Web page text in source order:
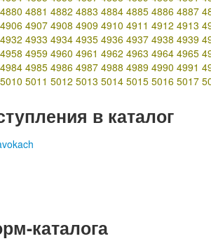
4880 4881 4882 4883 4884 4885 4886 4887
4906 4907 4908 4909 4910 4911 4912 4913
4932 4933 4934 4935 4936 4937 4938 4939
4958 4959 4960 4961 4962 4963 4964 4965
4984 4985 4986 4987 4988 4989 4990 4991
5010 5011 5012 5013 5014 5015 5016 5017
в каталог
каталога